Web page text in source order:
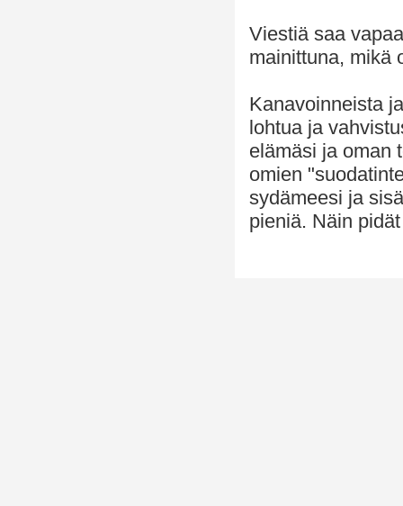
Viestiä saa
mainittuna, mikä
Kanavoinneista
lohtua ja
elämäsi ja oman
omien
sydämeesi ja
pieniä. Näin